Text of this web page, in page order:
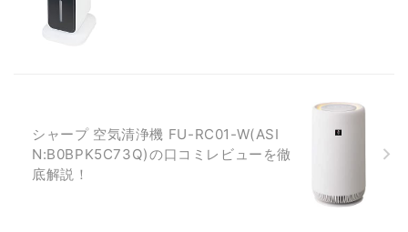
シャープ 空気清浄機 FU-RC01-W(ASI
N:B0BPK5C73Q)の口コミレビューを徹
底解説！